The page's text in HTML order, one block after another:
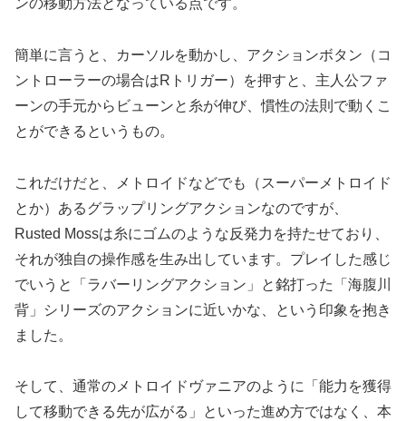
ンの移動方法となっている点です。
簡単に言うと、カーソルを動かし、アクションボタン（コ
ントローラーの場合はRトリガー）を押すと、主人公ファ
ーンの手元からビューンと糸が伸び、慣性の法則で動くこ
とができるというもの。
これだけだと、メトロイドなどでも（スーパーメトロイド
とか）あるグラップリングアクションなのですが、
Rusted Mossは糸にゴムのような反発力を持たせており、
それが独自の操作感を生み出しています。プレイした感じ
でいうと「ラバーリングアクション」と銘打った「海腹川
背」シリーズのアクションに近いかな、という印象を抱き
ました。
そして、通常のメトロイドヴァニアのように「能力を獲得
して移動できる先が広がる」といった進め方ではなく、本